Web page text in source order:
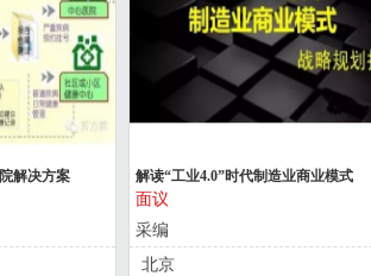
解决方案 解读“工业4.0”时代制造业商业模式
面议
采编
北京